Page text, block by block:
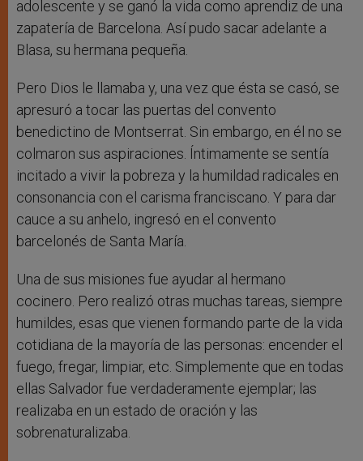
adolescente y se ganó la vida como aprendiz de una
zapatería de Barcelona. Así pudo sacar adelante a
Blasa, su hermana pequeña.
Pero Dios le llamaba y, una vez que ésta se casó, se
apresuró a tocar las puertas del convento
benedictino de Montserrat. Sin embargo, en él no se
colmaron sus aspiraciones. Íntimamente se sentía
incitado a vivir la pobreza y la humildad radicales en
consonancia con el carisma franciscano. Y para dar
cauce a su anhelo, ingresó en el convento
barcelonés de Santa María.
Una de sus misiones fue ayudar al hermano
cocinero. Pero realizó otras muchas tareas, siempre
humildes, esas que vienen formando parte de la vida
cotidiana de la mayoría de las personas: encender el
fuego, fregar, limpiar, etc. Simplemente que en todas
ellas Salvador fue verdaderamente ejemplar; las
realizaba en un estado de oración y las
sobrenaturalizaba.